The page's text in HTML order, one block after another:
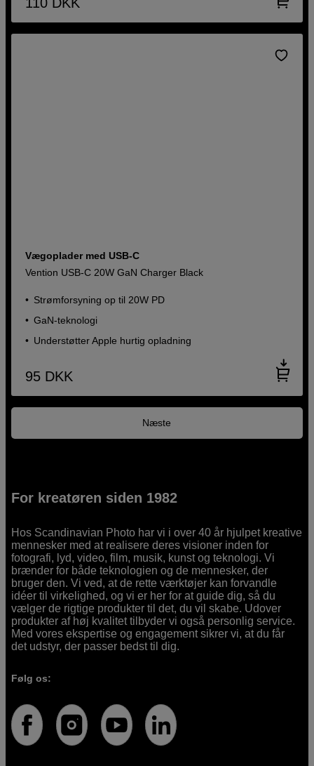
Vægoplader med USB-C
Vention USB-C 20W GaN Charger Black
Strømforsyning op til 20W PD
GaN-teknologi
Understøtter Apple hurtig opladning
95 DKK
Næste
For kreatøren siden 1982
Hos Scandinavian Photo har vi i over 40 år hjulpet kreative
mennesker med at realisere deres visioner inden for
fotografi, lyd, video, film, musik, kunst og teknologi. Vi
brænder for både teknologien og de mennesker, der
bruger den. Vi ved, at de rette værktøjer kan forvandle
idéer til virkelighed, og vi er her for at guide dig, så du
vælger de rigtige produkter til det, du vil skabe. Udover
produkter af høj kvalitet tilbyder vi også personlig service.
Med vores ekspertise og engagement sikrer vi, at du får
det udstyr, der passer bedst til dig.
Følg os: